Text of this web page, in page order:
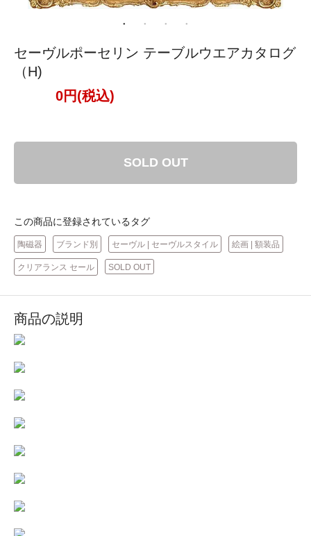
セーヴルポーセリン テーブルウエアカタログ
（H)
0円(税込)
SOLD OUT
この商品に登録されているタグ
陶磁器 ブランド別 セーヴル | セーヴルスタイル 絵画 | 額装品
クリアランス セール SOLD OUT
商品の説明